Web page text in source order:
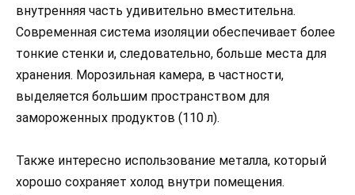
внутренняя часть удивительно вместительна.
Современная система изоляции обеспечивает более
тонкие стенки и, следовательно, больше места для
хранения. Морозильная камера, в частности,
выделяется большим пространством для
замороженных продуктов (110 л).
Также интересно использование металла, который
хорошо сохраняет холод внутри помещения.